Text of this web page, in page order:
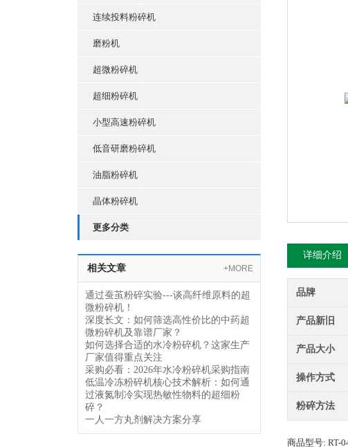
连续投料粉碎机
磨粉机
超微粉碎机
超细粉碎机
小型高速粉碎机
低音研磨粉碎机
油脂粉碎机
晶体粉碎机
更多分类
相关文章 +MORE
通过蚕茧粉碎实验---谈高纤维原料的超
微粉碎机！
深度长文：如何筛选高性价比的中药超
微粉碎机及靠谱厂家？
如何选择合适的水冷粉碎机？这家生产
厂家值得重点关注
采购必看：2026年水冷粉碎机采购指南
低温冷冻粉碎机核心技术解析：如何通
过液氮制冷实现热敏性物料的超细粉
碎？
一人一方丸剂解决方案分享
详细介绍
品牌
产品新旧
产品大小
操作方式
粉碎方法
商品型号: RT-